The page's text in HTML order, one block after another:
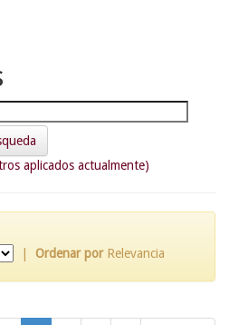
aplicados actualmente)
Ordenar por Relevancia